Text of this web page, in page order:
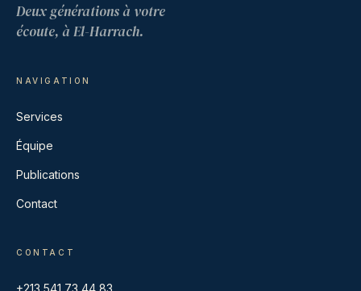
Deux générations à votre
écoute, à El-Harrach.
NAVIGATION
Services
Équipe
Publications
Contact
CONTACT
+213 541 73 44 83